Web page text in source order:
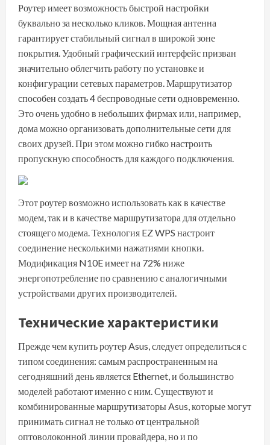
Роутер имеет возможность быстрой настройки
буквально за несколько кликов. Мощная антенна
гарантирует стабильный сигнал в широкой зоне
покрытия. Удобный графический интерфейспризван
значительно облегчить работу по установке и
конфигурации сетевых параметров. Маршрутизатор
способен создать 4 беспроводные сети одновременно.
Это очень удобно в небольших фирмах или, например,
дома можно организовать дополнительные сети для
своих друзей. При этом можно гибко настроить
пропускную способность для каждого подключения.
Этот роутер возможно использовать как в качестве
модем, так и в качестве маршрутизатора для отдельно
стоящего модема. Технология EZ WPS настроит
соединение несколькими нажатиями кнопки.
Модификация N10E имеет на 72% ниже
энергопотребление по сравнению с аналогичными
устройствами других производителей.
Технические характеристики
Прежде чем купить роутер Asus, следует определиться с
типом соединения: самым распространенным на
сегодняшний день является Ethernet, и большинство
моделей работают именно с ним. Существуют и
комбинированные маршрутизаторы Asus, которые могут
принимать сигнал не только от центральной
оптоволоконной линии провайдера, но и по